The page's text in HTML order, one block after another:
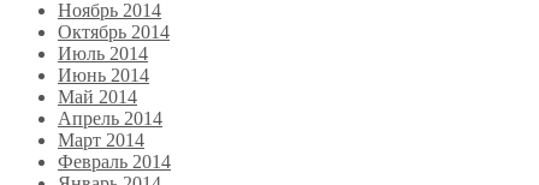
Ноябрь 2014
Октябрь 2014
Июль 2014
Июнь 2014
Май 2014
Апрель 2014
Март 2014
Февраль 2014